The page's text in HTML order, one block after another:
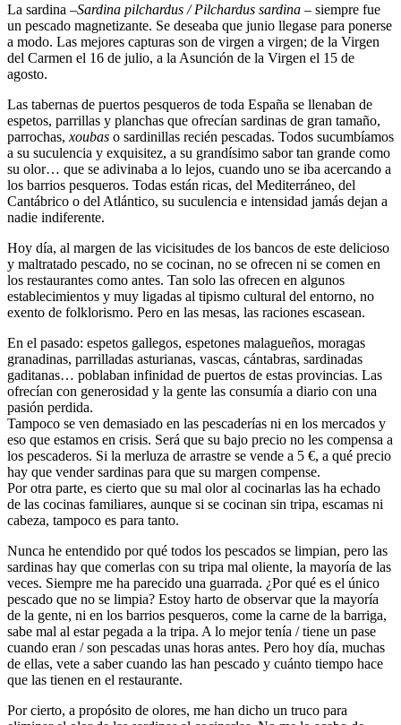
La sardina –Sardina pilchardus / Pilchardus sardina – siempre fue
un pescado magnetizante. Se deseaba que junio llegase para ponerse
a modo. Las mejores capturas son de virgen a virgen; de la Virgen
del Carmen el 16 de julio, a la Asunción de la Virgen el 15 de
agosto.
Las tabernas de puertos pesqueros de toda España se llenaban de
espetos, parrillas y planchas que ofrecían sardinas de gran tamaño,
parrochas, xoubas o sardinillas recién pescadas. Todos sucumbíamos
a su suculencia y exquisitez, a su grandísimo sabor tan grande como
su olor… que se adivinaba a lo lejos, cuando uno se iba acercando a
los barrios pesqueros. Todas están ricas, del Mediterráneo, del
Cantábrico o del Atlántico, su suculencia e intensidad jamás dejan a
nadie indiferente.
Hoy día, al margen de las vicisitudes de los bancos de este delicioso
y maltratado pescado, no se cocinan, no se ofrecen ni se comen en
los restaurantes como antes. Tan solo las ofrecen en algunos
establecimientos y muy ligadas al tipismo cultural del entorno, no
exento de folklorismo. Pero en las mesas, las raciones escasean.
En el pasado: espetos gallegos, espetones malagueños, moragas
granadinas, parrilladas asturianas, vascas, cántabras, sardinadas
gaditanas… poblaban infinidad de puertos de estas provincias. Las
ofrecían con generosidad y la gente las consumía a diario con una
pasión perdida.
Tampoco se ven demasiado en las pescaderías ni en los mercados y
eso que estamos en crisis. Será que su bajo precio no les compensa a
los pescaderos. Si la merluza de arrastre se vende a 5 €, a qué precio
hay que vender sardinas para que su margen compense.
Por otra parte, es cierto que su mal olor al cocinarlas las ha echado
de las cocinas familiares, aunque si se cocinan sin tripa, escamas ni
cabeza, tampoco es para tanto.
Nunca he entendido por qué todos los pescados se limpian, pero las
sardinas hay que comerlas con su tripa mal oliente, la mayoría de las
veces. Siempre me ha parecido una guarrada. ¿Por qué es el único
pescado que no se limpia? Estoy harto de observar que la mayoría
de la gente, ni en los barrios pesqueros, come la carne de la barriga,
sabe mal al estar pegada a la tripa. A lo mejor tenía / tiene un pase
cuando eran / son pescadas unas horas antes. Pero hoy día, muchas
de ellas, vete a saber cuando las han pescado y cuánto tiempo hace
que las tienen en el restaurante.
Por cierto, a propósito de olores, me han dicho un truco para